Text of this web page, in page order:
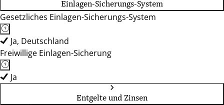
Einlagen-Sicherungs-System
Gesetzliches Einlagen-Sicherungs-System
Ja, Deutschland
Freiwillige Einlagen-Sicherung
Ja
Entgelte und Zinsen